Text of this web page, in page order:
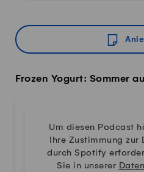
Frozen Yogurt: Sommer
Um diesen Podcast
Ihre Zustimmung
durch Spotify
Sie in unserer